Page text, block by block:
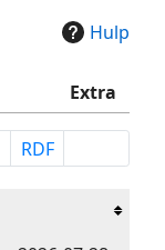
Hulp
Extra
RDF